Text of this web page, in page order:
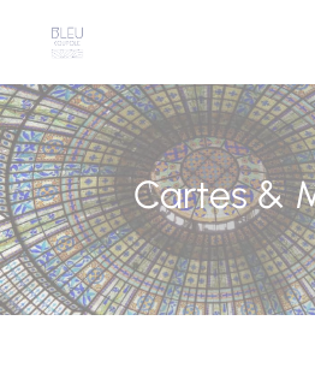
Cartes &